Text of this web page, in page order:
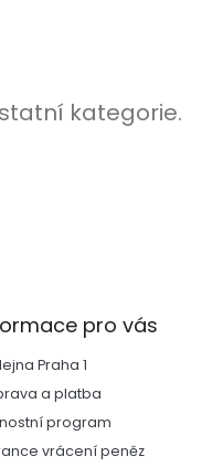
kategorie.
pro vás
Praha 1
a platba
program
vrácení peněz